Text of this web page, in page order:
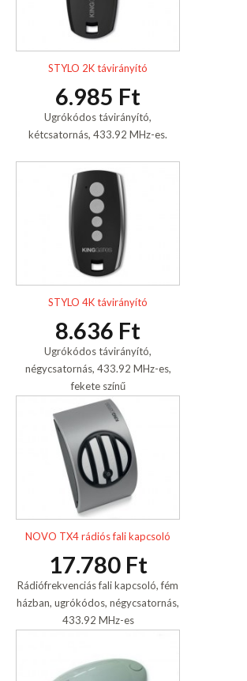
STYLO 2K távirányító
6.985 Ft
Ugrókódos távirányító,
kétcsatornás, 433.92 MHz-es.
STYLO 4K távirányító
8.636 Ft
Ugrókódos távirányító,
négycsatornás, 433.92 MHz-es,
fekete színű
NOVO TX4 rádiós fali kapcsoló
17.780 Ft
Rádiófrekvenciás fali kapcsoló, fém
házban, ugrókódos, négycsatornás,
433.92 MHz-es